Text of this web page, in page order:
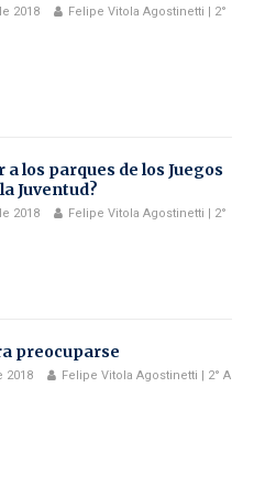
2018
Felipe Vitola Agostinetti | 2°
los parques de los Juegos
Juventud?
2018
Felipe Vitola Agostinetti | 2°
preocuparse
2018
Felipe Vitola Agostinetti | 2° A